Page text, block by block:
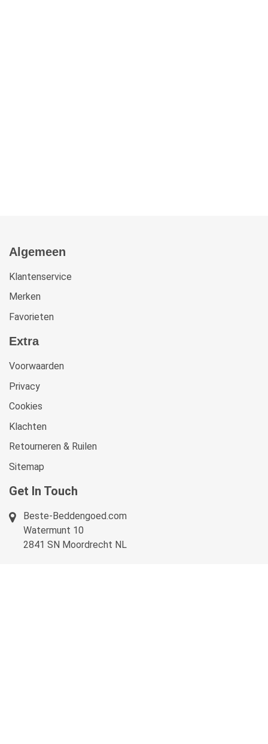
Algemeen
Klantenservice
Merken
Favorieten
Extra
Voorwaarden
Privacy
Cookies
Klachten
Retourneren & Ruilen
Sitemap
Get In Touch
Beste-Beddengoed.com
Watermunt 10
2841 SN Moordrecht NL